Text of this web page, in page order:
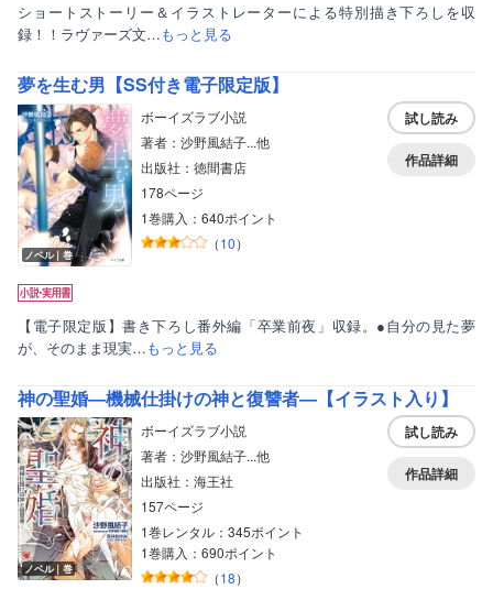
ショートストーリー＆イラストレーターによる特別描き下ろしを収
録！！ラヴァーズ文…もっと見る
夢を生む男【SS付き電子限定版】
ノベル｜巻
ボーイズラブ小説
著者：沙野風結子...他
出版社：徳間書店
178ページ
1巻購入：640ポイント
（10）
試し読み
作品詳細
【電子限定版】書き下ろし番外編「卒業前夜」収録。●自分の見た夢
が、そのまま現実…もっと見る
神の聖婚―機械仕掛けの神と復讐者―【イラスト入り】
ノベル｜巻
ボーイズラブ小説
著者：沙野風結子...他
出版社：海王社
157ページ
1巻レンタル：345ポイント
1巻購入：690ポイント
（18）
試し読み
作品詳細